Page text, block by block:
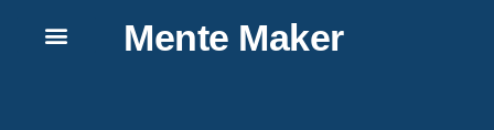
Mente Maker